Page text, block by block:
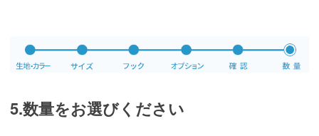
5.数量をお選びください